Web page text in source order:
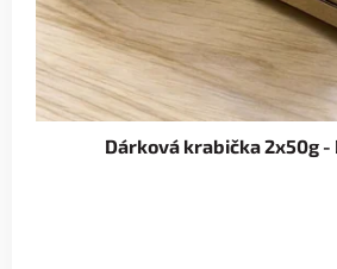
Dárková krabička 2x50g -